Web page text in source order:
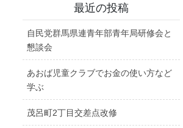
最近の投稿
自民党群馬県連青年部青年局研修会と
懇談会
あおば児童クラブでお金の使い方など
学ぶ
茂呂町2丁目交差点改修